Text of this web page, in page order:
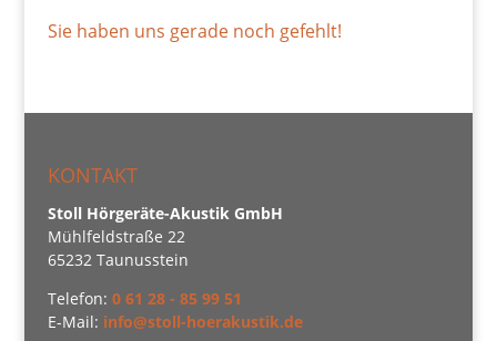
Sie haben uns gerade noch gefehlt!
KONTAKT
Stoll Hörgeräte-Akustik GmbH
Mühlfeldstraße 22
65232 Taunusstein
Telefon: 0 61 28 - 85 99 51
E-Mail: info@stoll-hoerakustik.de